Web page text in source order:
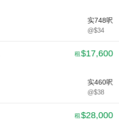
实748呎
@$34
租 $17,600
实460呎
@$38
租 $28,000